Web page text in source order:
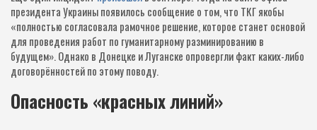
президента Украины появилось сообщение о том, что ТКГ якобы
«полностью согласовала рамочное решение, которое станет основой
для проведения работ по гуманитарному разминированию в
будущем». Однако в Донецке и Луганске опровергли факт каких-либо
договорённостей по этому поводу.
Опасность «красных линий»